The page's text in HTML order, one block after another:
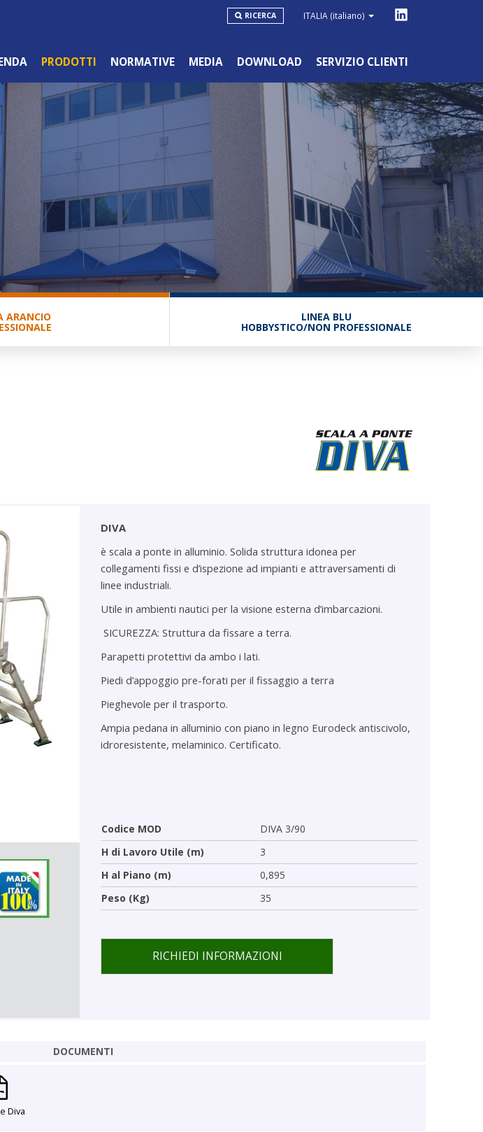
ITALIA (italiano)
RICERCA
PRODOTTI NORMATIVE MEDIA DOWNLOAD SERVIZIO CLIENTI
ARANCIO LINEA BLU
HOBBYSTICO/NON PROFESSIONALE
DIVA
è scala a ponte in alluminio. Solida struttura idonea per
collegamenti fissi e d’ispezione ad impianti e attraversamenti di
linee industriali.
Utile in ambienti nautici per la visione esterna d’imbarcazioni.
SICUREZZA: Struttura da fissare a terra.
Parapetti protettivi da ambo i lati.
Piedi d’appoggio pre-forati per il fissaggio a terra
Pieghevole per il trasporto.
Ampia pedana in alluminio con piano in legno Eurodeck antiscivolo,
idroresistente, melaminico. Certificato.
Codice MOD
DIVA 3/90
H di Lavoro Utile (m)
3
H al Piano (m)
0,895
Peso (Kg)
35
RICHIEDI INFORMAZIONI
DOCUMENTI
Diva
HOBBYSTICO/NON PROFESSIONALE